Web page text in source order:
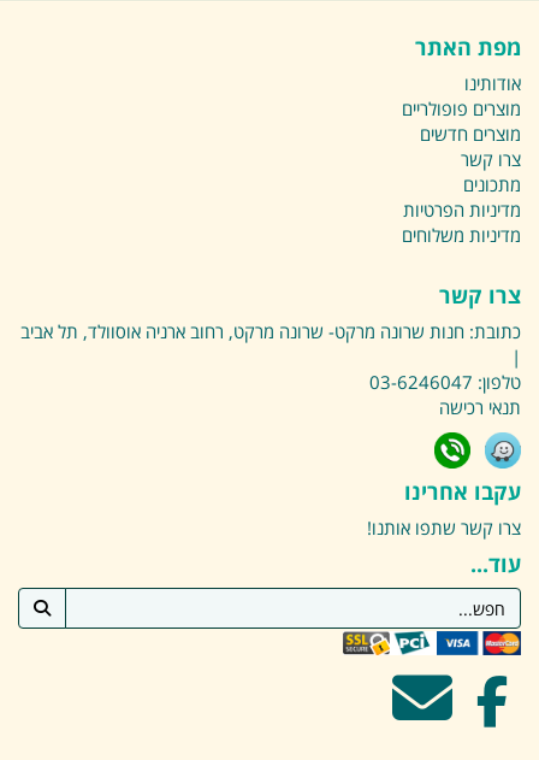
מפת האתר
אודותינו
מוצרים פופולריים
מוצרים חדשים
צרו קשר
מתכונים
מדיניות הפרטיות
מדיניות משלוחים
צרו קשר
כתובת: חנות שרונה מרקט- שרונה מרקט, רחוב ארניה אוסוולד, תל אביב
|
טלפון: 03-6246047
תנאי רכישה
עקבו אחרינו
צרו קשר שתפו אותנו!
עוד...